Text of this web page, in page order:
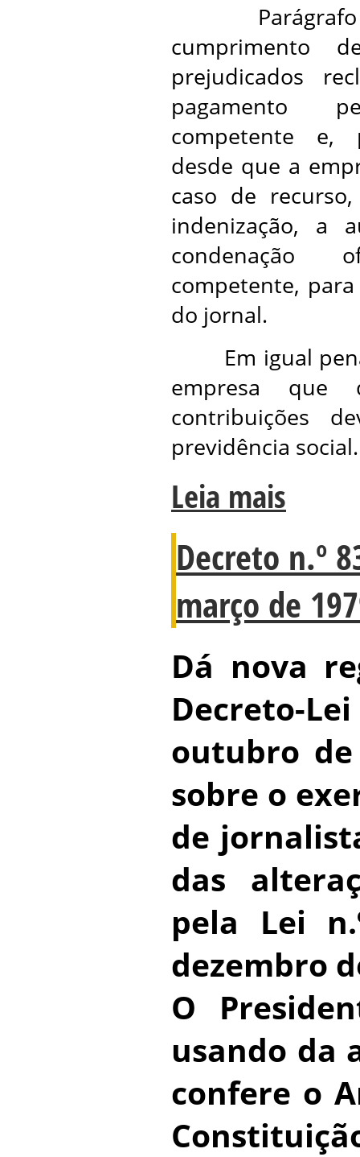
Parágrafo
cumprimento
prejudicados
pagamento
competente e,
desde que a
caso de
indenização, a
condenação
competente,
do jornal.
Em igual pena
empresa que
contribuições
previdência social.
Leia mais
Decreto n.º
março de
Dá nova
Decreto-
outubro de
sobre o
de
das
pela Lei
dezembro
O
usando da
confere o